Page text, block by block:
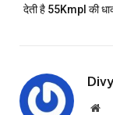
देती है 55Kmpl की